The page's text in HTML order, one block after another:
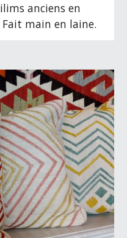
anciens en
main en laine.